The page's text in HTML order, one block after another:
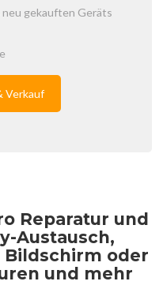
gekauften Geräts
Verkauf
Reparatur und
Austausch,
Bildschirm oder
und mehr